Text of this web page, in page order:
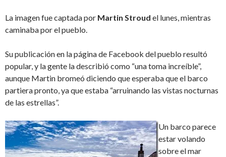
La imagen fue captada por Martin Stroud el lunes, mientras
caminaba por el pueblo.
Su publicación en la página de Facebook del pueblo resultó
popular, y la gente la describió como “una toma increíble”,
aunque Martin bromeó diciendo que esperaba que el barco
partiera pronto, ya que estaba “arruinando las vistas nocturnas
de las estrellas”.
Un barco parece
estar volando
sobre el mar